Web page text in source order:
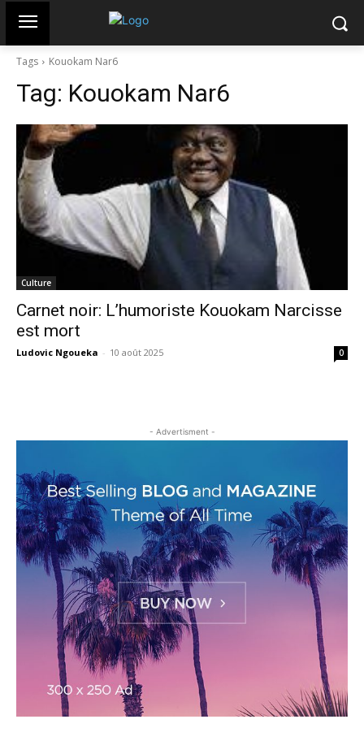
Tags Kouokam Nar6
Tag: Kouokam Nar6
Culture
Carnet noir: L’humoriste Kouokam Narcisse
est mort
Ludovic Ngoueka - 10 août 2025 0
- Advertisment -